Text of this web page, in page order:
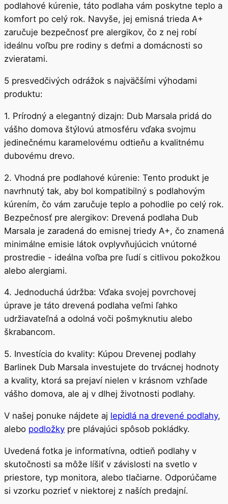
podlahové kúrenie, táto podlaha vám poskytne teplo a
komfort po celý rok. Navyše, jej emisná trieda A+
zaručuje bezpečnosť pre alergikov, čo z nej robí
ideálnu voľbu pre rodiny s deťmi a domácnosti so
zvieratami.
5 presvedčivých odrážok s najväčšími výhodami
produktu:
1. Prírodný a elegantný dizajn: Dub Marsala pridá do
vášho domova štýlovú atmosféru vďaka svojmu
jedinečnému karamelovému odtieňu a kvalitnému
dubovému drevo.
2. Vhodná pre podlahové kúrenie: Tento produkt je
navrhnutý tak, aby bol kompatibilný s podlahovým
kúrením, čo vám zaručuje teplo a pohodlie po celý rok.
Bezpečnosť pre alergikov: Drevená podlaha Dub
Marsala je zaradená do emisnej triedy A+, čo znamená
minimálne emisie látok ovplyvňujúcich vnútorné
prostredie - ideálna voľba pre ľudí s citlivou pokožkou
alebo alergiami.
4. Jednoduchá údržba: Vďaka svojej povrchovej
úprave je táto drevená podlaha veľmi ľahko
udržiavateľná a odolná voči pošmyknutiu alebo
škrabancom.
5. Investícia do kvality: Kúpou Drevenej podlahy
Barlinek Dub Marsala investujete do trvácnej hodnoty
a kvality, ktorá sa prejaví nielen v krásnom vzhľade
vášho domova, ale aj v dlhej životnosti podlahy.
V našej ponuke nájdete aj lepidlá na drevené podlahy,
alebo podložky pre plávajúci spôsob pokládky.
Uvedená fotka je informatívna, odtieň podlahy v
skutočnosti sa môže líšiť v závislosti na svetlo v
priestore, typ monitora, alebo tlačiarne. Odporúčame
si vzorku pozrieť v niektorej z naších predajní.